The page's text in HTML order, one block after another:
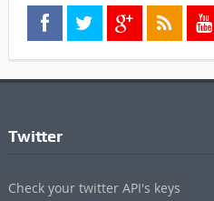
Twitter
Check your twitter API's keys